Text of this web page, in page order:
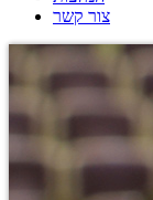
צור קשר